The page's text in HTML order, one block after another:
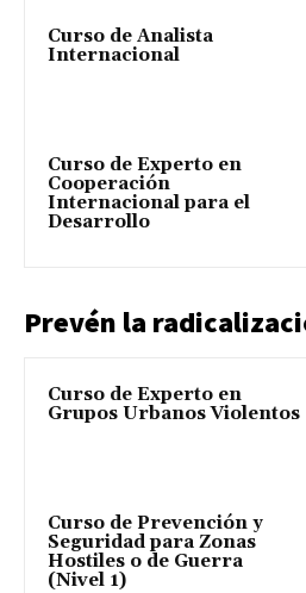
Curso de Analista
Internacional
Curso de Experto en
Cooperación
Internacional para el
Desarrollo
Prevén la
Curso de Experto en
Grupos Urbanos Violentos
Curso de Prevención y
Seguridad para Zonas
Hostiles o de Guerra
(Nivel 1)